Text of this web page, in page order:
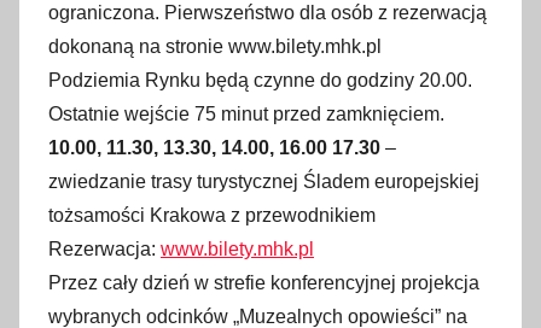
ograniczona. Pierwszeństwo dla osób z rezerwacją
dokonaną na stronie www.bilety.mhk.pl
Podziemia Rynku będą czynne do godziny 20.00.
Ostatnie wejście 75 minut przed zamknięciem.
10.00, 11.30, 13.30, 14.00, 16.00 17.30 –
zwiedzanie trasy turystycznej Śladem europejskiej
tożsamości Krakowa z przewodnikiem
Rezerwacja: www.bilety.mhk.pl
Przez cały dzień w strefie konferencyjnej projekcja
wybranych odcinków „Muzealnych opowieści” na